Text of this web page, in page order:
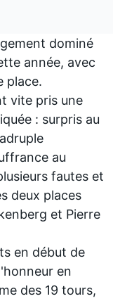
dominé
année, avec
place.
vite pris une
: surpris au
au
fautes et
deux places
et Pierre
en début de
en
des 19 tours,